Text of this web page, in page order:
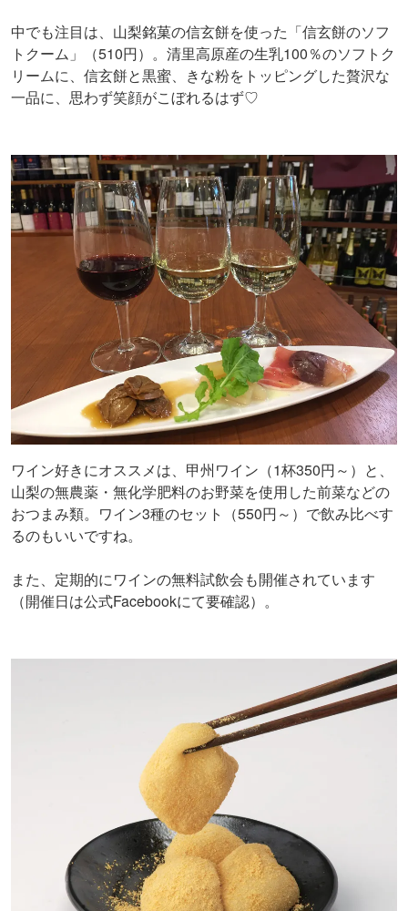
中でも注目は、山梨銘菓の信玄餅を使った「信玄餅のソフ
トクーム」（510円）。清里高原産の生乳100％のソフトク
リームに、信玄餅と黒蜜、きな粉をトッピングした贅沢な
一品に、思わず笑顔がこぼれるはず♡
ワイン好きにオススメは、甲州ワイン（1杯350円～）と、
山梨の無農薬・無化学肥料のお野菜を使用した前菜などの
おつまみ類。ワイン3種のセット（550円～）で飲み比べす
るのもいいですね。
また、定期的にワインの無料試飲会も開催されています
（開催日は公式Facebookにて要確認）。